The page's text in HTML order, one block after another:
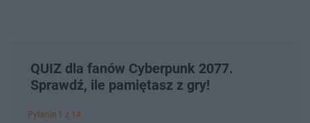
QUIZ dla fanów Cyberpunk 2077.
Sprawdź, ile pamiętasz z gry!
Pytanie 1 z 14